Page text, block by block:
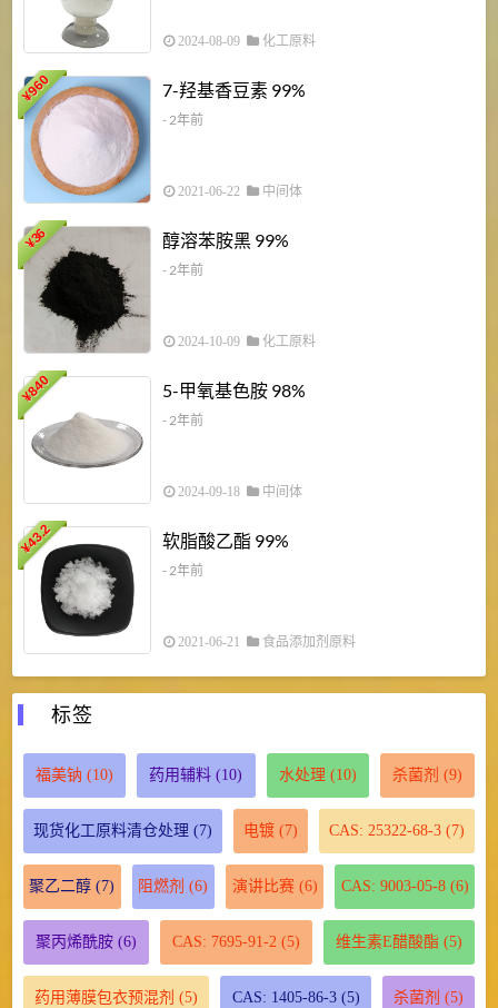
2024-08-09 化工原料
¥
960 7-羟基香豆素 99%
- 2年前
2021-06-22 中间体
¥
36 醇溶苯胺黑 99%
- 2年前
2024-10-09 化工原料
¥
840 5-甲氧基色胺 98%
- 2年前
2024-09-18 中间体
¥
43.2 软脂酸乙酯 99%
- 2年前
2021-06-21 食品添加剂原料
标签
福美钠 (10) 药用辅料 (10) 水处理 (10) 杀菌剂 (9)
现货化工原料清仓处理 (7) 电镀 (7) CAS: 25322-68-3 (7)
聚乙二醇 (7) 阻燃剂 (6) 演讲比赛(6) CAS: 9003-05-8(6)
聚丙烯酰胺(6) CAS: 7695-91-2 (5) 维生素E醋酸酯 (5)
药用薄膜包衣预混剂 (5) CAS: 1405-86-3(5) 杀菌剂 (5)